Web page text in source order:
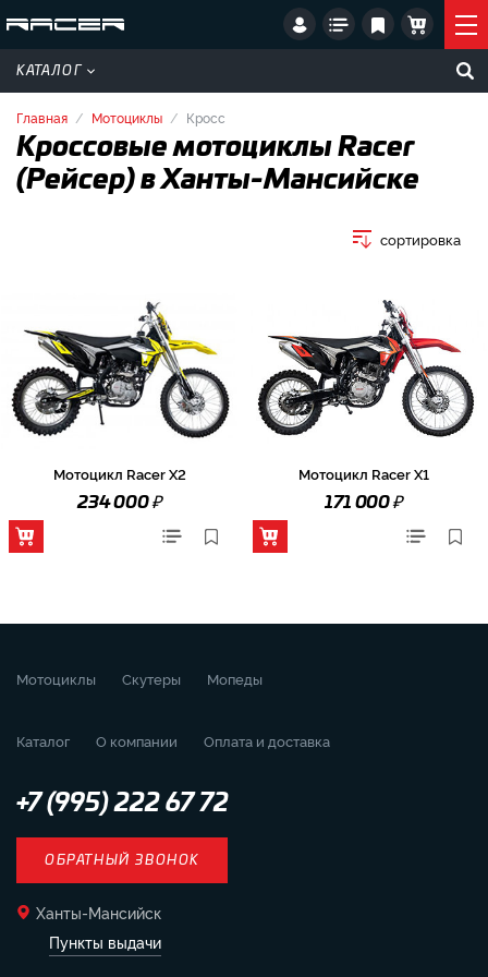
КАТАЛОГ
Главная Мотоциклы Кросс
Кроссовые мотоциклы Racer
(Рейсер) в Ханты-Мансийске
сортировка
Мотоцикл Racer X2
234 000₽
Мотоцикл Racer X1
171 000₽
Мотоциклы Скутеры Мопеды
Каталог О компании Оплата и доставка
+7 (995) 222 67 72
ОБРАТНЫЙ ЗВОНОК
Ханты-Мансийск
Пункты выдачи